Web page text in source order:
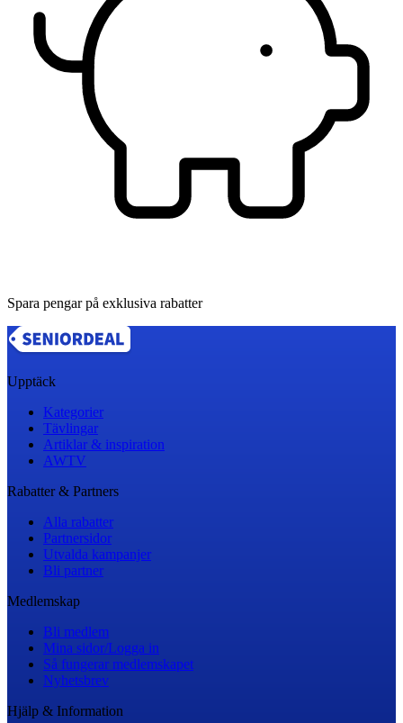
Spara pengar på exklusiva rabatter
Upptäck
Kategorier
Tävlingar
Artiklar & inspiration
AWTV
Rabatter & Partners
Alla rabatter
Partnersidor
Utvalda kampanjer
Bli partner
Medlemskap
Bli medlem
Mina sidor/Logga in
Så fungerar medlemskapet
Nyhetsbrev
Hjälp & Information